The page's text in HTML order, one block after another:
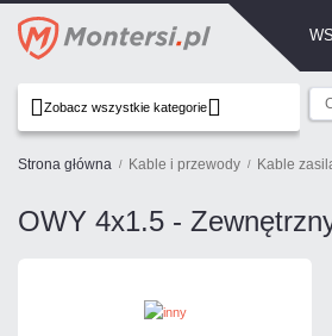
Zobacz wszystkie kategorie
Strona główna Kable i przewody Kable
OWY 4x1.5 -